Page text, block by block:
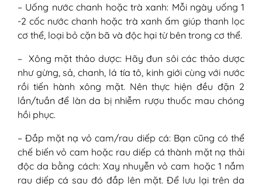
– Uống nước chanh hoặc trà xanh: Mỗi ngày uống 1
-2 cốc nước chanh hoặc trà xanh ấm giúp thanh lọc
cơ thể, loại bỏ cặn bã và độc hại từ bên trong cơ thể.
– Xông mặt thảo dược: Hãy đun sôi các thảo dược
như gừng, sả, chanh, lá tía tô, kinh giới cùng với nước
rồi tiến hành xông mặt. Nên thực hiện đều đặn 2
lần/tuần để làn da bị nhiễm rượu thuốc mau chóng
hồi phục.
– Đắp mặt nạ vỏ cam/rau diếp cá: Bạn cũng có thể
chế biến vỏ cam hoặc rau diếp cá thành mặt nạ thải
độc da bằng cách: Xay nhuyễn vỏ cam hoặc 1 nắm
rau diếp cá sau đó đắp lên mặt. Để lưu lại trên da